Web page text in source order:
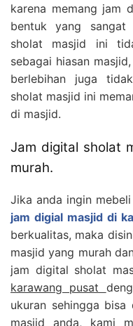
karena memang jam
bentuk yang sangat
sholat masjid ini
sebagai hiasan
berlebihan juga
sholat masjid ini
di masjid.
Jam digital sholat
murah.
Jika anda ingin
jam digial masjid di
berkualitas, maka
masjid yang murah
jam digital sholat
karawang pusat
ukuran sehingga bisa
masjid anda, kami